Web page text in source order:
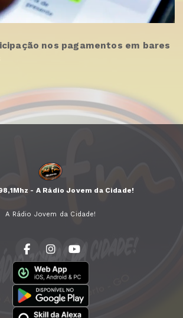
nos pagamentos em bares
- A Rádio Jovem da Cidade!
A Rádio Jovem da Cidade!